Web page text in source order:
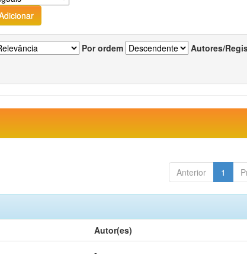
Por ordem Autores/
Anterior 1
Autor(es)
-